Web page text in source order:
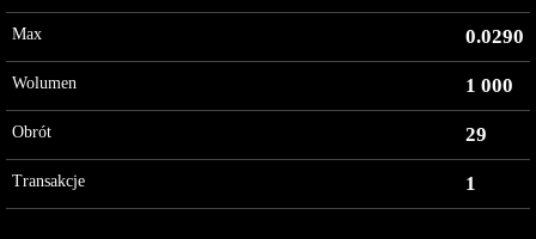
Max 0.0290
Wolumen 1 000
Obrót 29
Transakcje 1